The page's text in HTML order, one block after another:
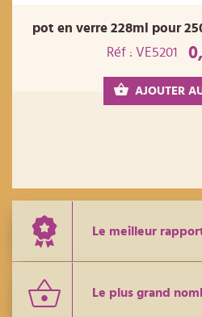
pot en verre 228ml pour
Réf : VE5201
AJOUTER
Le meilleur
Le plus grand